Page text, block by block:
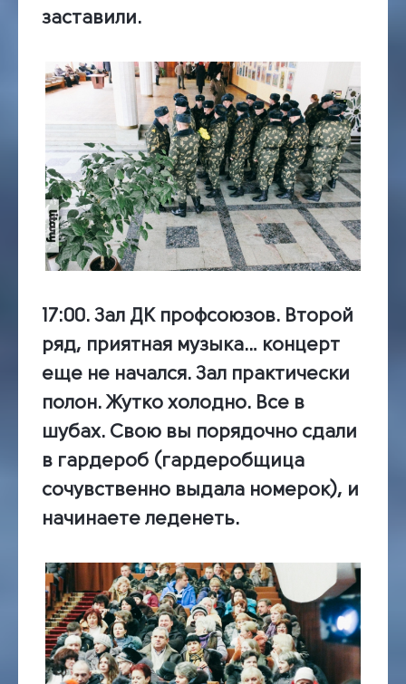
заставили.
17:00. Зал ДК профсоюзов. Второй
ряд, приятная музыка… концерт
еще не начался. Зал практически
полон. Жутко холодно. Все в
шубах. Свою вы порядочно сдали
в гардероб (гардеробщица
сочувственно выдала номерок), и
начинаете леденеть.